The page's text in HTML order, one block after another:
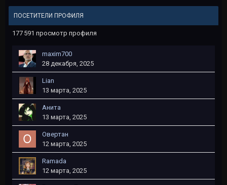
ПОСЕТИТЕЛИ ПРОФИЛЯ
177 591 просмотр профиля
maxim700
28 декабря, 2025
Lian
13 марта, 2025
Анита
13 марта, 2025
Овертан
12 марта, 2025
Ramada
12 марта, 2025